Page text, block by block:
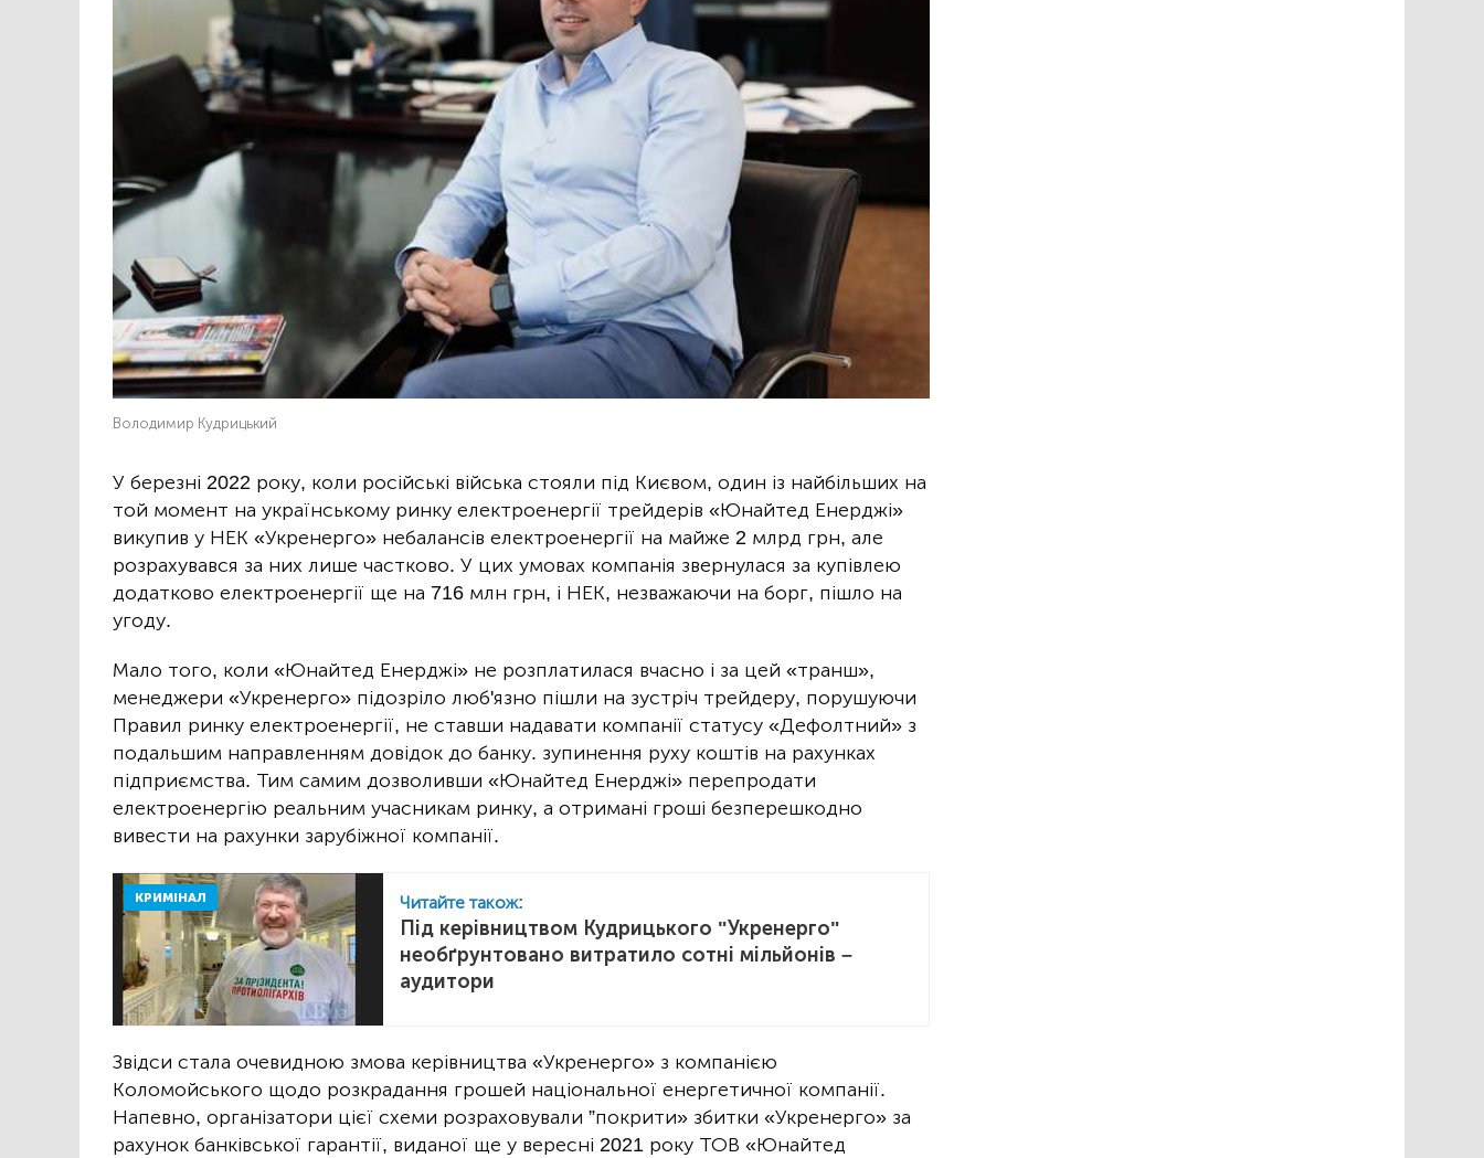
Володимир Кудрицький
У березні 2022 року, коли російські війська стояли під Києвом, один із найбільших на
той момент на українському ринку електроенергії трейдерів «Юнайтед Енерджі»
викупив у НЕК «Укренерго» небалансів електроенергії на майже 2 млрд грн, але
розрахувався за них лише частково. У цих умовах компанія звернулася за купівлею
додатково електроенергії ще на 716 млн грн, і НЕК, незважаючи на борг, пішло на
угоду.
Мало того, коли «Юнайтед Енерджі» не розплатилася вчасно і за цей «транш»,
менеджери «Укренерго» підозріло люб'язно пішли на зустріч трейдеру, порушуючи
Правил ринку електроенергії, не ставши надавати компанії статусу «Дефолтний» з
подальшим направленням довідок до банку. зупинення руху коштів на рахунках
підприємства. Тим самим дозволивши «Юнайтед Енерджі» перепродати
електроенергію реальним учасникам ринку, а отримані гроші безперешкодно
вивести на рахунки зарубіжної компанії.
КРИМІНАЛ Читайте також:
Під керівництвом Кудрицького "Укренерго"
необґрунтовано витратило сотні мільйонів –
аудитори
Звідси стала очевидною змова керівництва «Укренерго» з компанією
Коломойського щодо розкрадання грошей національної енергетичної компанії.
Напевно, організатори цієї схеми розраховували ”покрити» збитки «Укренерго» за
рахунок банківської гарантії, виданої ще у вересні 2021 року ТОВ «Юнайтед